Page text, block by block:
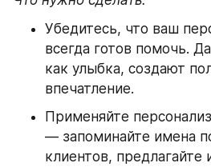
Убедитесь, что ваш
всегда готов помочь.
как улыбка, создают
впечатление.
Применяйте
— запоминайте имена
клиентов, предлагайте